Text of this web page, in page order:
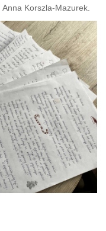
Korszla-Mazurek.